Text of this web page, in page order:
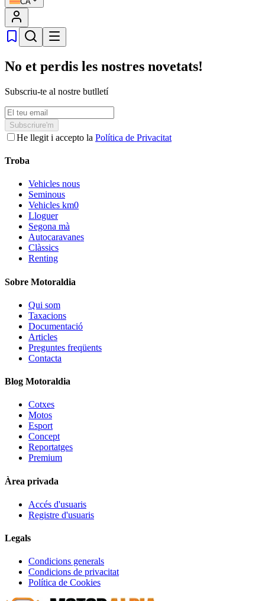
No et perdis les nostres novetats!
Subscriu-te al nostre butlletí
Subscriure'm
He llegit i accepto la Política de Privacitat
Troba
Vehicles nous
Seminous
Vehicles km0
Lloguer
Segona mà
Autocaravanes
Clàssics
Renting
Sobre Motoraldia
Qui som
Taxacions
Documentació
Articles
Preguntes freqüents
Contacta
Blog Motoraldia
Cotxes
Motos
Esport
Concept
Reportatges
Premium
Àrea privada
Accés d'usuaris
Registre d'usuaris
Legals
Condicions generals
Condicions de privacitat
Política de Cookies